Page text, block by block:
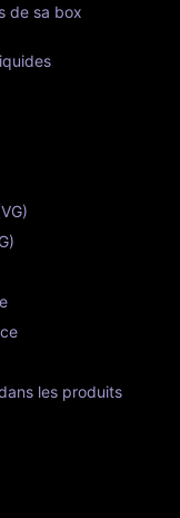
de sa box
les produits